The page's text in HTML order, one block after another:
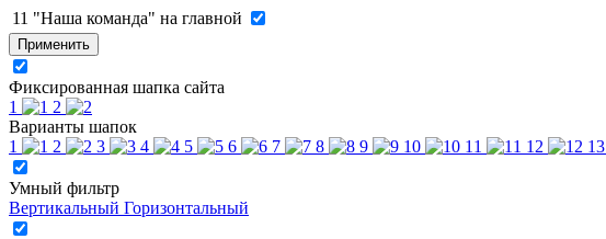
11 "Наша команда" на главной
Применить
Фиксированная шапка сайта
1
2
Варианты шапок
1
2 3 4 5 6 7 8 9 10 11 12 13
Умный фильтр
Вертикальный Горизонтальный